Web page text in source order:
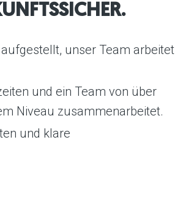
unser Team arbeitet
und ein Team von über
Niveau zusammenarbeitet.
und klare